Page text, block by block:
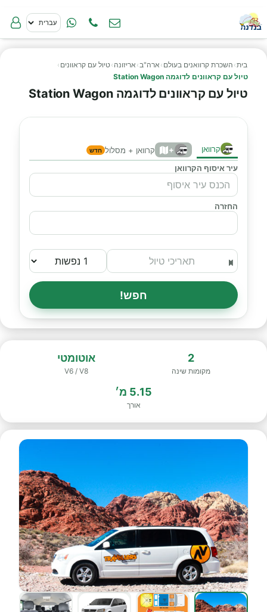
בית› השכרת קרוואנים בעולם › ארה"ב› אריזונה ›טיול עם קראוונים ›
טיול עם קראוונים לדוגמה Station Wagon
טיול עם קראוונים לדוגמה Station Wagon
קרוואן + קרוואן + מסלול חדש
עיר איסוף הקרוואן
החזרה
חפש!
2
מקומות שינה
אוטומטי
V6 / V8
5.15 מ׳
אורך